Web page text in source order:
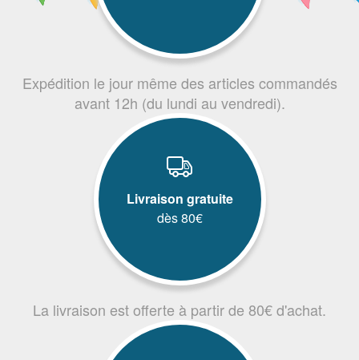
Expédition le jour même des articles commandés
avant 12h (du lundi au vendredi).
Livraison gratuite
dès 80€
La livraison est offerte à partir de 80€ d'achat.